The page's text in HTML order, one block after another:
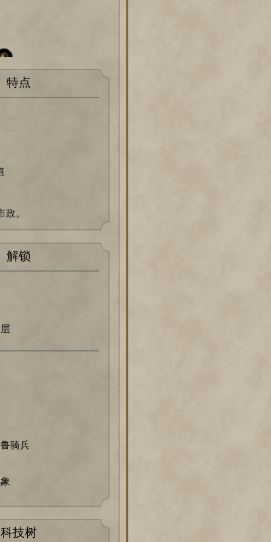
特点
。
解锁
骑兵
科技树